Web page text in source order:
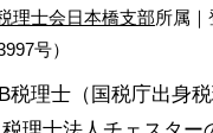
理士会日本橋支部所属｜
号）
税理士（国税庁出身